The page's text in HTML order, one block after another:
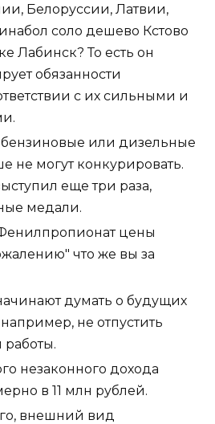
Белоруссии, Латвии,
соло дешево Кстово
Лабинск? То есть он
обязанности
с их сильными и
или дизельные
не могут конкурировать.
еще три раза,
медали.
цены
что же вы за
думать о будущих
не отпустить
работы.
незаконного дохода
в 11 млн рублей.
внешний вид